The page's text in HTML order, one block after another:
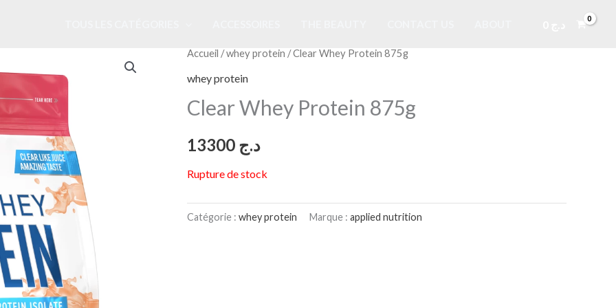
Accueil /whey protein / Clear Whey Protein 875g
whey protein
Clear Whey Protein 875g
د.ج
Rupture de stock
Catégorie : whey protein Marque : applied nutrition